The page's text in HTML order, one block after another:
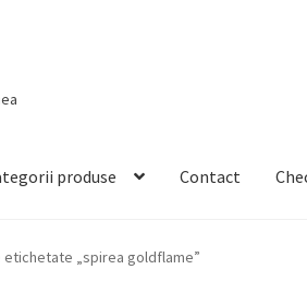
produse Contact
etichetate „spirea goldflame”